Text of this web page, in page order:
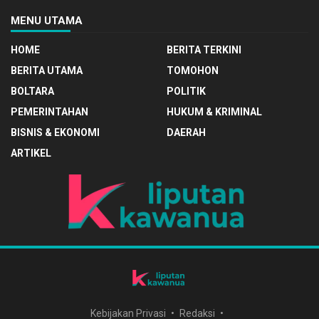
MENU UTAMA
HOME
BERITA TERKINI
BERITA UTAMA
TOMOHON
BOLTARA
POLITIK
PEMERINTAHAN
HUKUM & KRIMINAL
BISNIS & EKONOMI
DAERAH
ARTIKEL
Kebijakan Privasi Redaksi